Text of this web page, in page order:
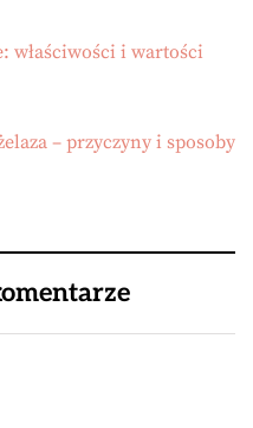
właściwości i wartości
– przyczyny i sposoby